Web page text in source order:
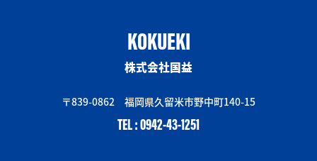
KOKUEKI
株式会社国益
〒839-0862 福岡県久留米市野中町140-15
TEL : 0942-43-1251